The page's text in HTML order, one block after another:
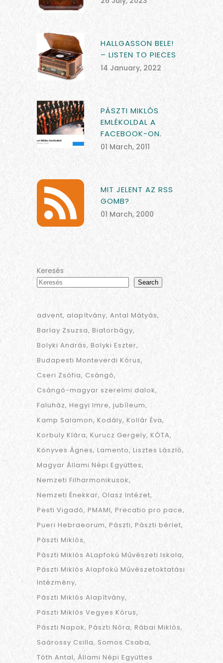
HALLGASSON BELE!
– LISTEN TO PIECES
14 January, 2022
PÁSZTI MIKLÓS
EMLÉKOLDAL A
FACEBOOK-ON.
01 March, 2011
MIT JELENT AZ RSS
GOMB?
01 March, 2000
Keresés
Search
advent alapítvány Antal Mátyás
Barlay Zsuzsa Biatorbágy
Bolyki András Bolyki Eszter
Budapesti Monteverdi Kórus
Cseri Zsófia Csángó
Csángó-magyar szerelmi dalok
Faluház Hegyi Imre jubíleum
Kamp Salamon Kodály Kollár Éva
Korbuly Klára Kurucz Gergely KÓTA
Könyves Ágnes Lamento Lisztes László
Magyar Állami Népi Együttes
Nemzeti Filharmonikusok
Nemzeti Énekkar Olasz Intézet
Pesti Vigadó PMAMI Precatio pro pace
Pueri Hebraeorum Pászti Pászti bérlet
Pászti Miklós
Pászti Miklós ALapfokú Művészeti Iskola
Pászti Miklós Alapfokú Művészetoktatási
Intézmény
Pászti Miklós Alapítvány
Pászti Miklós Vegyes Kórus
Pászti Napok Pászti Nóra Rábai Miklós
Saárossy Csilla Somos Csaba
Tóth Antal Állami Népi Együttes